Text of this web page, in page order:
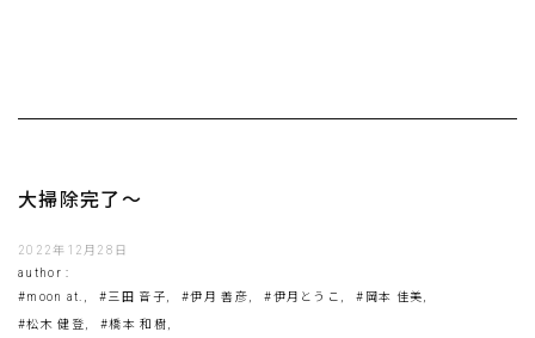
大掃除完了〜
2022年12月28日
author :
#moon at.,
#三田 音子, #伊月 善彦, #伊月とうこ, #岡本 佳美,
#松木 健登, #橋本 和樹,